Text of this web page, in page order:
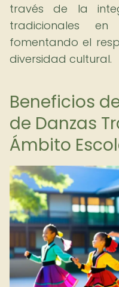
través de la
tradicionales
fomentando el
diversidad cultural.
Beneficios
de Danzas
Ámbito